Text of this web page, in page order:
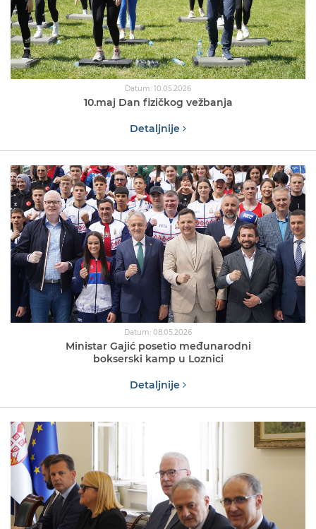
Datum: 10.05.2026
10.maj Dan fizičkog vežbanja
Detaljnije
Datum: 08.05.2026
Ministar Gajić posetio međunarodni
bokserski kamp u Loznici
Detaljnije